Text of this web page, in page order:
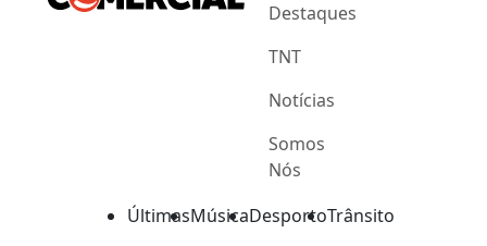
Destaques
TNT
Notícias
Somos
Nós
ÚltimasMúsicaDesportoTrânsito